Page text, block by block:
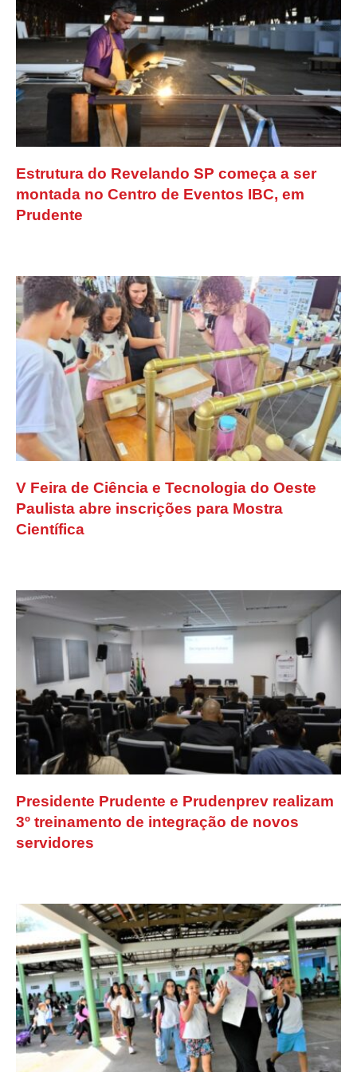
Estrutura do Revelando SP começa a ser
montada no Centro de Eventos IBC, em
Prudente
V Feira de Ciência e Tecnologia do Oeste
Paulista abre inscrições para Mostra
Científica
Presidente Prudente e Prudenprev realizam
3º treinamento de integração de novos
servidores